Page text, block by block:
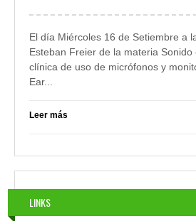
El día Miércoles 16 de Setiembre a
Esteban Freier de la materia Sonido
clínica de uso de micrófonos y
Ear...
Leer más
LINKS